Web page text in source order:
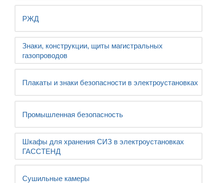
РЖД
Знаки, конструкции, щиты магистральных
газопроводов
Плакаты и знаки безопасности в электроустановках
Промышленная безопасность
Шкафы для хранения СИЗ в электроустановках
ГАССТЕНД
Сушильные камеры